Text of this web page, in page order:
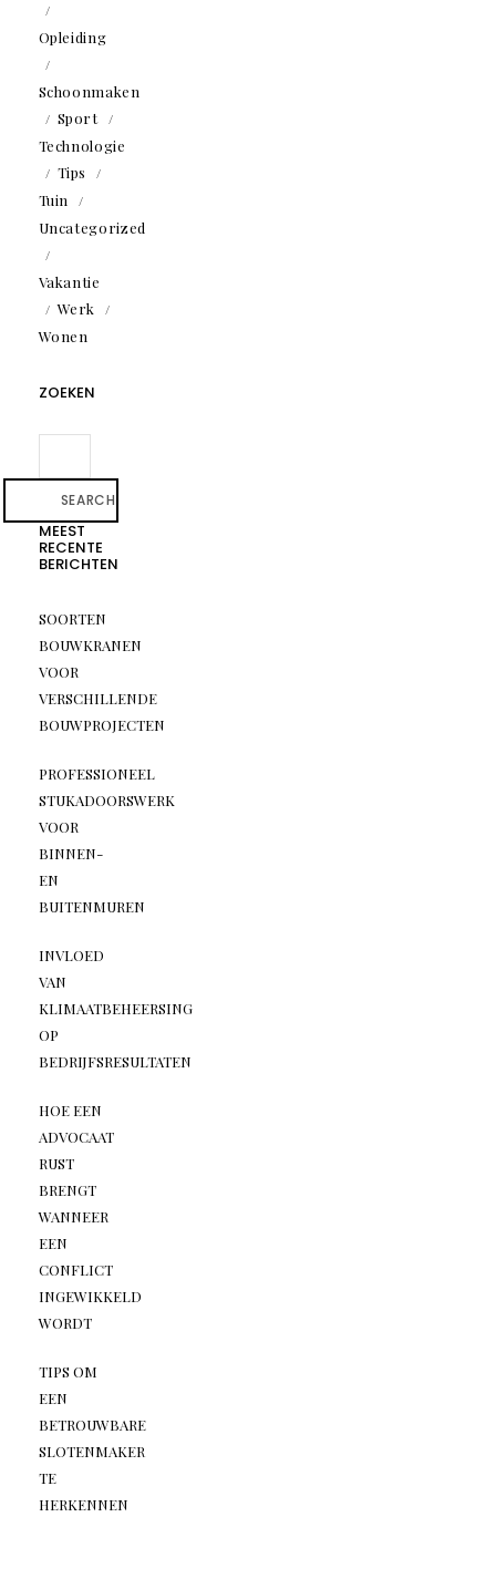
Opleiding
Schoonmaken
Sport
Technologie
Tips
Tuin
Uncategorized
Vakantie
Werk
Wonen
ZOEKEN
SEARCH
MEEST
RECENTE
BERICHTEN
SOORTEN
BOUWKRANEN
VOOR
VERSCHILLENDE
BOUWPROJECTEN
PROFESSIONEEL
STUKADOORSWERK
VOOR
BINNEN-
EN
BUITENMUREN
INVLOED
VAN
KLIMAATBEHEERSING
OP
BEDRIJFSRESULTATEN
HOE EEN
ADVOCAAT
RUST
BRENGT
WANNEER
EEN
CONFLICT
INGEWIKKELD
WORDT
TIPS OM
EEN
BETROUWBARE
SLOTENMAKER
TE
HERKENNEN